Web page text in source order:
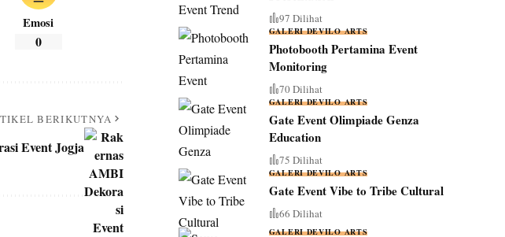
Emosi
0
BERIKUTNYA
Event Jogja
97 Dilihat
GALERI DEVILO ARTS
Photobooth Pertamina Event
Monitoring
70 Dilihat
GALERI DEVILO ARTS
Gate Event Olimpiade Genza
Education
75 Dilihat
GALERI DEVILO ARTS
Gate Event Vibe to Tribe Cultural
66 Dilihat
GALERI DEVILO ARTS